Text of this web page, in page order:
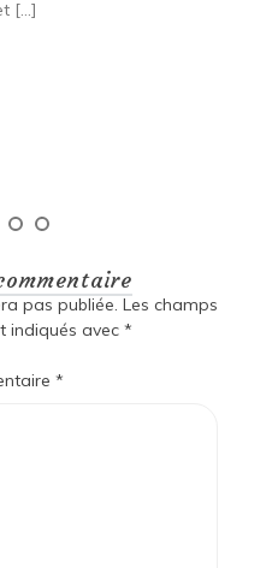
[…]
pas publiée. Les champs
indiqués avec *
*